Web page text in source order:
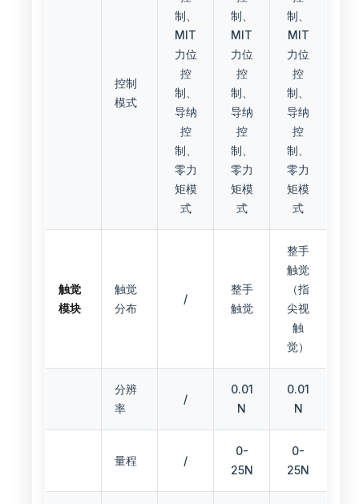
控制
模式
制、
MIT
力位
控
制、
导纳
控
制、
零力
矩模
式
制、
MIT
力位
控
制、
导纳
控
制、
零力
矩模
式
制、
MIT
力位
控
制、
导纳
控
制、
零力
矩模
式
触觉
模块
触觉
分布
/
整手
触觉
整手
触觉
（指
尖视
触
觉）
分辨
率
/
0.01
N
0.01
N
量程 /
0-
25N
0-
25N